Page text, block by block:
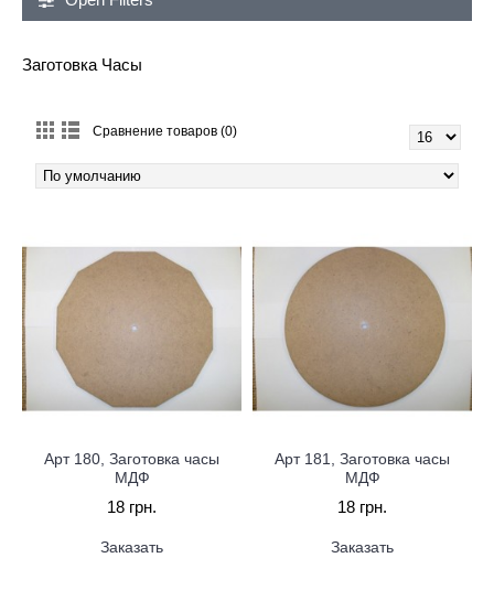
Заготовка Часы
Сравнение товаров (0)
Арт 180, Заготовка часы
МДФ
18 грн.
Заказать
Арт 181, Заготовка часы
МДФ
18 грн.
Заказать